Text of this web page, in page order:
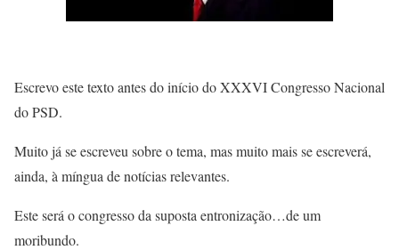
Escrevo este texto antes do início do XXXVI Congresso Nacional
do PSD.
Muito já se escreveu sobre o tema, mas muito mais se escreverá,
ainda, à míngua de notícias relevantes.
Este será o congresso da suposta entronização…de um
moribundo.